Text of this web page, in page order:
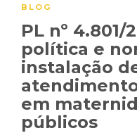
BLOG
PL nº 4.801/
política e
instalação
em
públicos